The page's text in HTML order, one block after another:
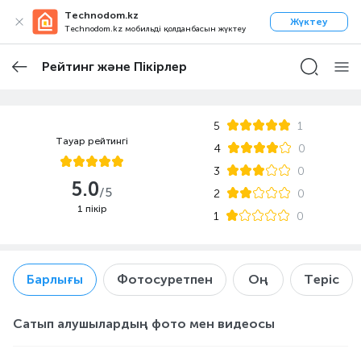
Technodom.kz
Technodom.kz мобильді қолданбасын жүктеу
Жүктеу
Рейтинг және Пікірлер
Барлығы Фотосуретпен Оң Теріс
Сатып алушылардың фото мен видеосы
Тауар рейтингі
5.0/5
1 пікір
5
1
4
0
3
0
2
0
1
0